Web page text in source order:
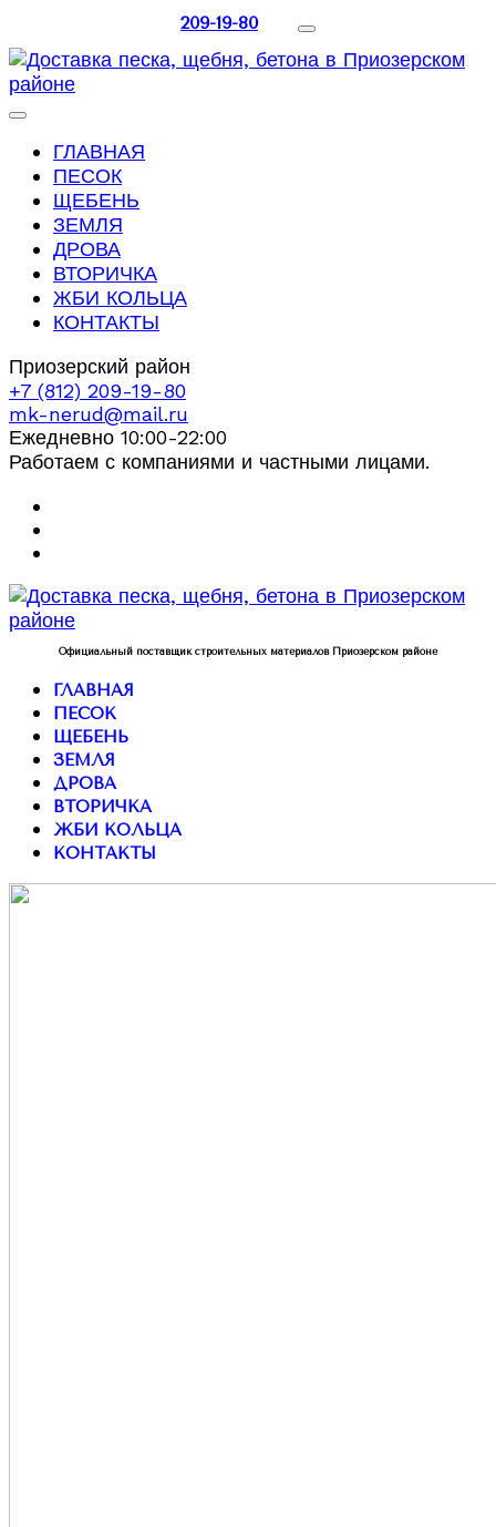
209-19-80
ГЛАВНАЯ
ПЕСОК
ЩЕБЕНЬ
ЗЕМЛЯ
ДРОВА
ВТОРИЧКА
ЖБИ КОЛЬЦА
КОНТАКТЫ
Приозерский район
+7 (812) 209-19-80
mk-nerud@mail.ru
Ежедневно 10:00-22:00
Работаем с компаниями и частными лицами.
Официальный поставщик строительных материалов Приозерском районе
ГЛАВНАЯ
ПЕСОК
ЩЕБЕНЬ
ЗЕМЛЯ
ДРОВА
ВТОРИЧКА
ЖБИ КОЛЬЦА
КОНТАКТЫ